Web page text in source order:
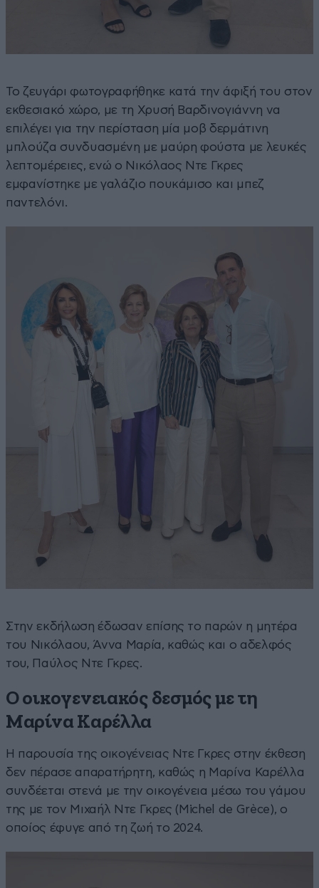
Το ζευγάρι φωτογραφήθηκε κατά την άφιξή του στον
εκθεσιακό χώρο, με τη Χρυσή Βαρδινογιάννη να
επιλέγει για την περίσταση μία μοβ δερμάτινη
μπλούζα συνδυασμένη με μαύρη φούστα με λευκές
λεπτομέρειες, ενώ ο Νικόλαος Ντε Γκρες
εμφανίστηκε με γαλάζιο πουκάμισο και μπεζ
παντελόνι.
Στην εκδήλωση έδωσαν επίσης το παρών η μητέρα
του Νικόλαου, Άννα Μαρία, καθώς και ο αδελφός
του, Παύλος Ντε Γκρες.
Ο οικογενειακός δεσμός με τη
Μαρίνα Καρέλλα
Η παρουσία της οικογένειας Ντε Γκρες στην έκθεση
δεν πέρασε απαρατήρητη, καθώς η Μαρίνα Καρέλλα
συνδέεται στενά με την οικογένεια μέσω του γάμου
της με τον Μιχαήλ Ντε Γκρες (Michel de Grèce), ο
οποίος έφυγε από τη ζωή το 2024.